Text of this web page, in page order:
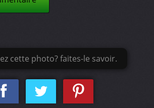
cette photo? faites-le savoir.